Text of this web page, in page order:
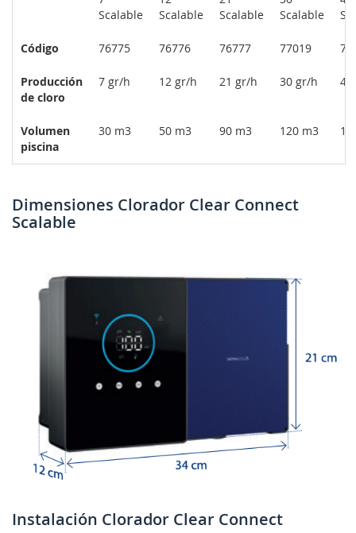
Scalable
Scalable
Scalable
Scalable
Código 76775 76776 76777 77019
Producción
de cloro
7 gr/h 12 gr/h 21 gr/h 30 gr/h
Volumen
piscina
30 m3 50 m3 90 m3 120 m3
Dimensiones Clorador Clear Connect
Scalable
Instalación Clorador Clear Connect